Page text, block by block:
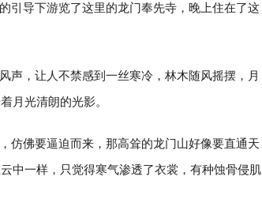
引导下游览了这里的龙门奉先寺，晚上住在了这
声，让人不禁感到一丝寒冷，林木随风摇摆，月
月光清朗的光影。
仿佛要逼迫而来，那高耸的龙门山好像要直通天
中一样，只觉得寒气渗透了衣裳，有种蚀骨侵肌